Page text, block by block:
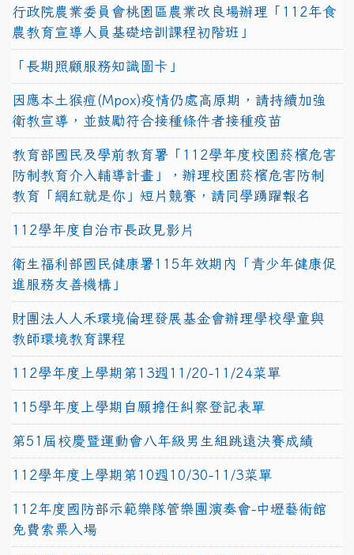
行政院農業委員會桃園區農業改良場辦理「112年食
農教育宣導人員基礎培訓課程初階班」
「長期照顧服務知識圖卡」
因應本土猴痘(Mpox)疫情仍處高原期，請持續加強
衛教宣導，並鼓勵符合接種條件者接種疫苗
教育部國民及學前教育署「112學年度校園菸檳危害
防制教育介入輔導計畫」，辦理校園菸檳危害防制
教育「網紅就是你」短片競賽，請同學踴躍報名
112學年度自治市長政見影片
衛生福利部國民健康署115年效期內「青少年健康促
進服務友善機構」
財團法人人禾環境倫理發展基金會辦理學校學童與
教師環境教育課程
112學年度上學期第13週11/20-11/24菜單
115學年度上學期自願擔任糾察登記表單
第51屆校慶暨運動會八年級男生組跳遠決賽成績
112學年度上學期第10週10/30-11/3菜單
112年度國防部示範樂隊管樂團演奏會-中壢藝術館
免費索票入場